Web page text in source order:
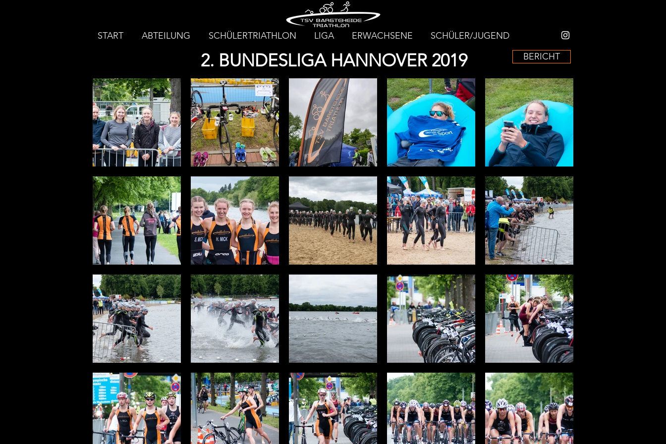
START ABTEILUNG SCHÜLERTRIATHLON LIGA ERWACHSENE SCHÜLER/JUGEND
2. BUNDESLIGA HANNOVER 2019 BERICHT